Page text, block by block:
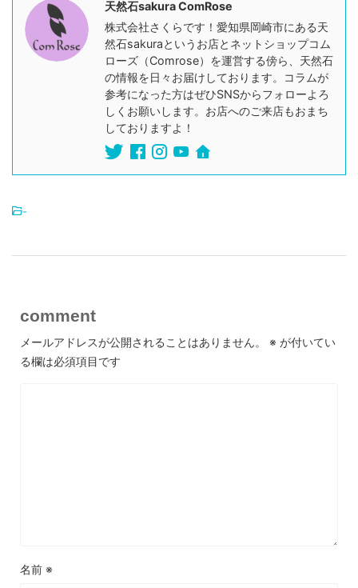
天然石sakura ComRose
株式会社さくらです！愛知県岡崎市にある天
然石sakuraというお店とネットショップコム
ローズ（Comrose）を運営する傍ら、天然石
の情報を日々お届けしております。コラムが
参考になった方はぜひSNSからフォローよろ
しくお願いします。お店へのご来店もおまち
しておりますよ！
-
comment
メールアドレスが公開されることはありません。 ※ が付いてい
る欄は必須項目です
名前 ※